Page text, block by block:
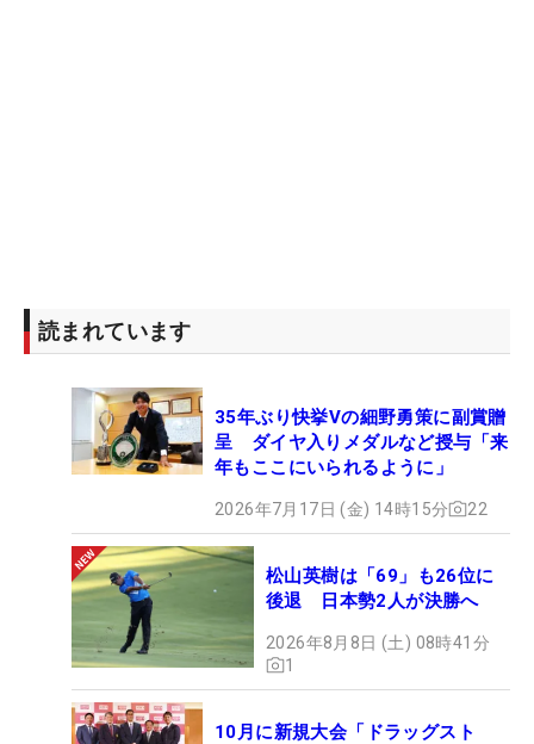
読まれています
35年ぶり快挙Vの細野勇策に副賞贈
呈 ダイヤ入りメダルなど授与「来
年もここにいられるように」
2026年7月17日 (金) 14時15分 22
松山英樹は「69」も26位に
後退 日本勢2人が決勝へ
2026年8月8日 (土) 08時41分
1
10月に新規大会「ドラッグスト